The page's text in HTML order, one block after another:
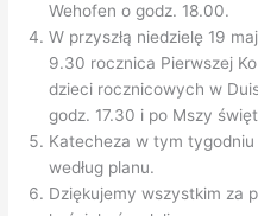
Wehofen o godz. 18.00.
W przyszłą niedzielę 19
9.30 rocznica Pierwszej
dzieci rocznicowych w
godz. 17.30 i po Mszy
Katecheza w tym tygodniu
według planu.
Dziękujemy wszystkim za